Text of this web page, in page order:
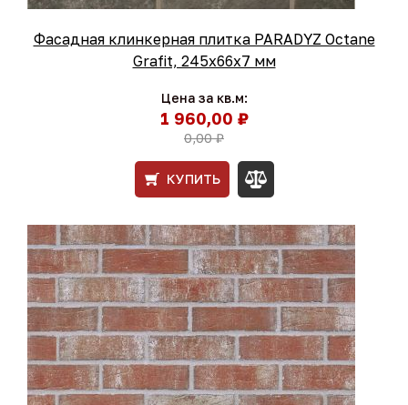
Фасадная клинкерная плитка PARADYZ Octane
Grafit, 245x66x7 мм
Цена за кв.м:
1 960,00 ₽
0,00 ₽
КУПИТЬ